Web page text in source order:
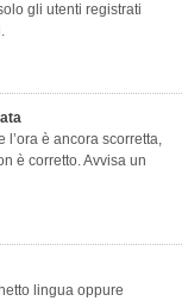
gli utenti registrati
l’ora è ancora scorretta,
è corretto. Avvisa un
lingua oppure